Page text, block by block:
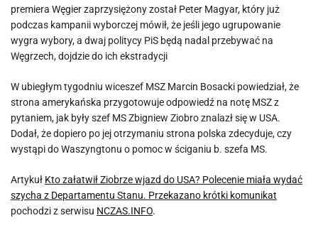
premiera Węgier zaprzysiężony został Peter Magyar, który już
podczas kampanii wyborczej mówił, że jeśli jego ugrupowanie
wygra wybory, a dwaj politycy PiS będą nadal przebywać na
Węgrzech, dojdzie do ich ekstradycji
W ubiegłym tygodniu wiceszef MSZ Marcin Bosacki powiedział, że
strona amerykańska przygotowuje odpowiedź na notę MSZ z
pytaniem, jak były szef MS Zbigniew Ziobro znalazł się w USA.
Dodał, że dopiero po jej otrzymaniu strona polska zdecyduje, czy
wystąpi do Waszyngtonu o pomoc w ściganiu b. szefa MS.
Artykuł Kto załatwił Ziobrze wjazd do USA? Polecenie miała wydać
szycha z Departamentu Stanu. Przekazano krótki komunikat
pochodzi z serwisu NCZAS.INFO.